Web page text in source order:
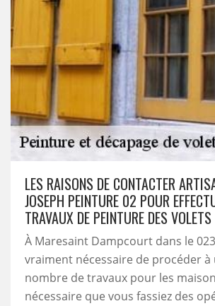
LES RAISONS DE CONTACTER
JOSEPH PEINTURE 02 POUR
TRAVAUX DE PEINTURE DES VOLETS
À Maresaint Dampcourt dans le
vraiment nécessaire de procéder à
nombre de travaux pour les
nécessaire que vous fassiez des